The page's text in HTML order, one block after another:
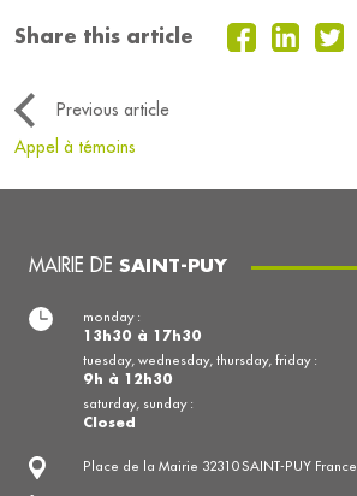
Share this article
Previous article
Appel à témoins
MAIRIE DE SAINT-PUY
Place de la Mairie 32310 SAINT-PUY France
monday :
13h30 à 17h30
tuesday, wednesday, thursday, friday :
9h à 12h30
saturday, sunday :
Closed